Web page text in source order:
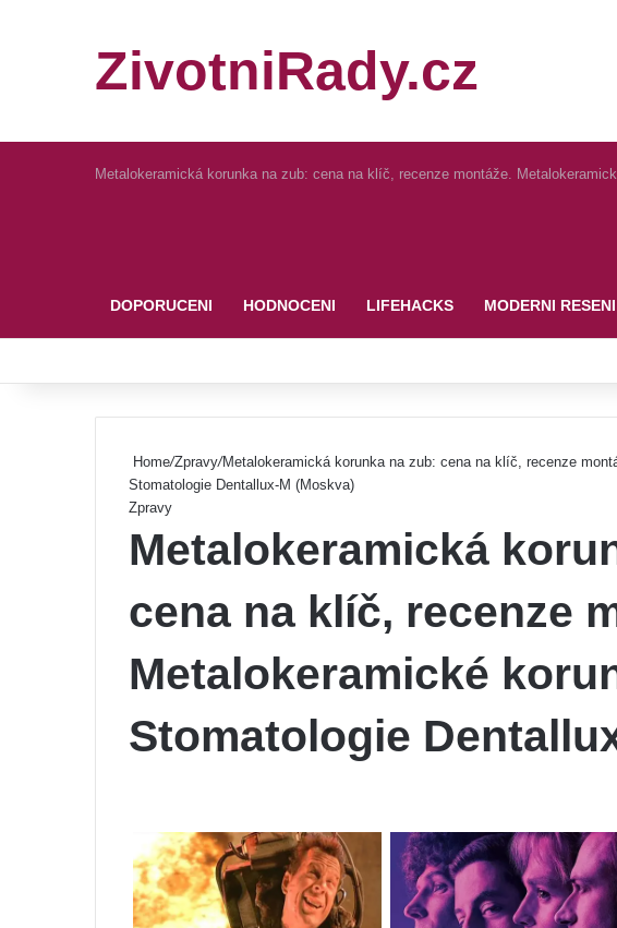
ZivotniRady.cz
Metalokeramická korunka na zub: cena na klíč, recenze montáže.
DOPORUCENI HODNOCENI LIFEHACKS MODERNI RESENI
Home/Zpravy/Metalokeramická korunka na zub: cena na klíč, recenze
Stomatologie Dentallux-M (Moskva)
Zpravy
Metalokeramická
cena na klíč, recenze
Metalokeramické
Stomatologie